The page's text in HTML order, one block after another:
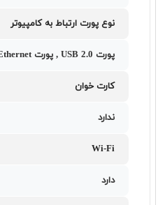
نوع پورت ارتباط به کامپیوتر
پورت USB 2.0 , پورت Ethernet
کارت خوان
ندارد
Wi-Fi
دارد